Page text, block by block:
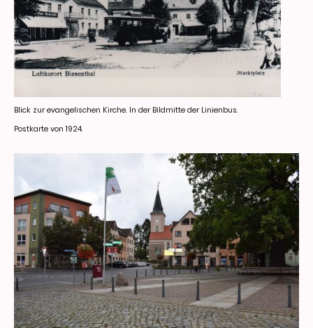
Blick zur evangelischen Kirche. In der Bildmitte der Linienbus.
Postkarte von 1924.